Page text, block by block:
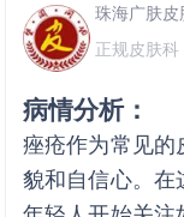
珠海广肤皮
正规皮肤科
病情分析：
痤疮作为常见的
貌和自信心。在